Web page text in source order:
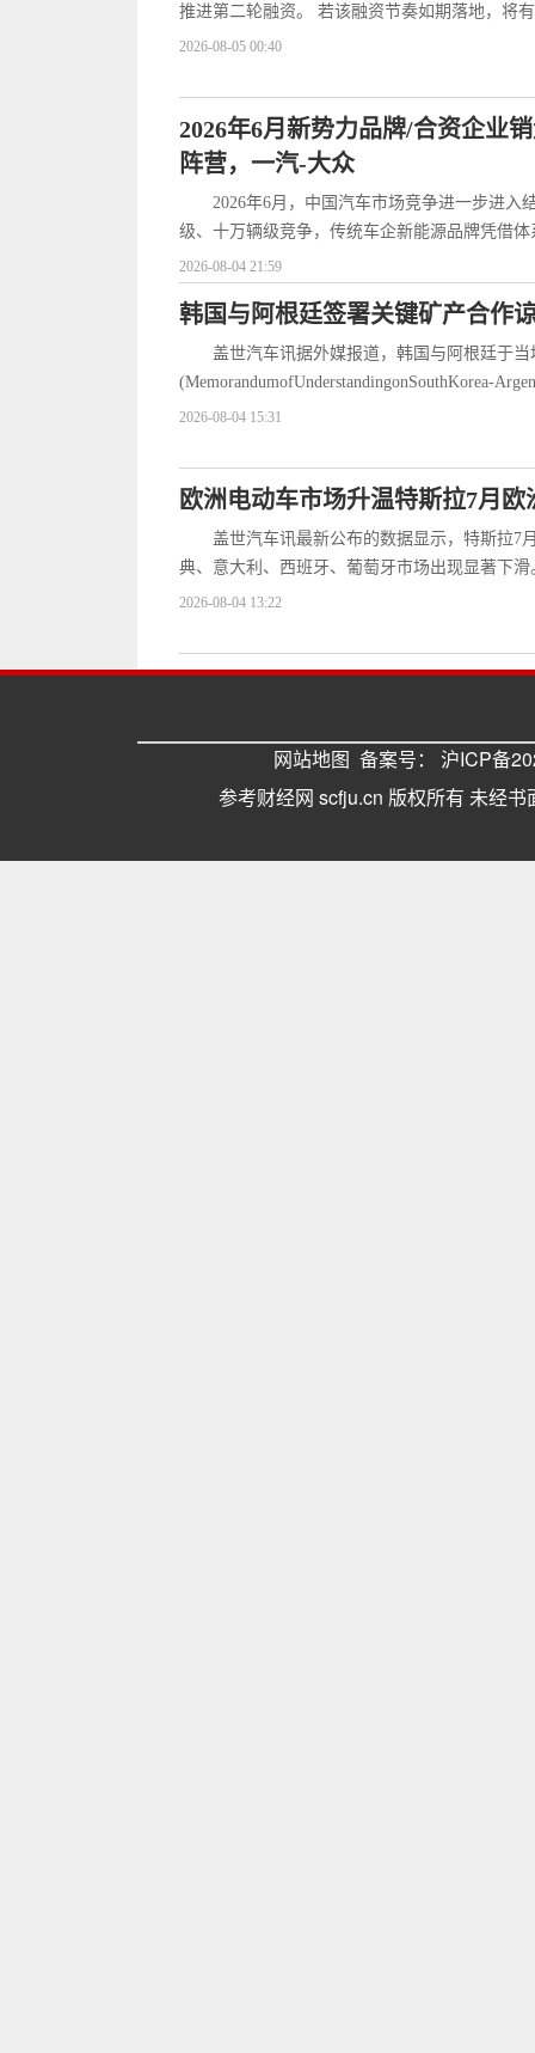
推进第二轮融资。 若该融资节奏如期落地，将
2026-08-05 00:40
2026年6月新势力品牌/合资企业
阵营，一汽-大众
2026年6月，中国汽车市场竞争进一步进
级、十万辆级竞争，传统车企新能源品牌凭借
2026-08-04 21:59
韩国与阿根廷签署关键矿产合作
盖世汽车讯据外媒报道，韩国与阿根廷于
(MemorandumofUnderstandingonSouthKorea-
2026-08-04 15:31
欧洲电动车市场升温特斯拉7月
盖世汽车讯最新公布的数据显示，特斯拉7
典、意大利、西班牙、葡萄牙市场出现显著下
2026-08-04 13:22
网站地图 备案号：
沪ICP备
参考财经网 scfju.cn 版权所有 未经